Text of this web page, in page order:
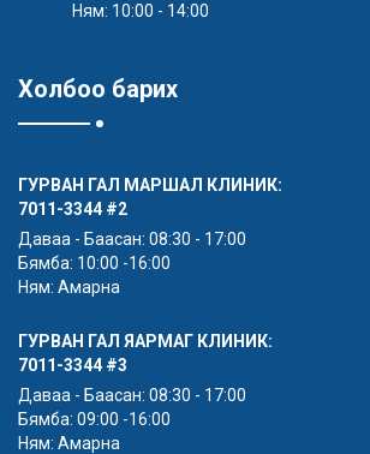
Ням: 10:00 - 14:00
Холбоо барих
ГУРВАН ГАЛ МАРШАЛ КЛИНИК:
7011-3344 #2
Даваа - Баасан: 08:30 - 17:00
Бямба: 10:00 -16:00
Ням: Амарна
ГУРВАН ГАЛ ЯАРМАГ КЛИНИК:
7011-3344 #3
Даваа - Баасан: 08:30 - 17:00
Бямба: 09:00 -16:00
Ням: Амарна